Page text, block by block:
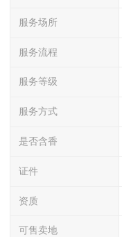
服务场所
服务流程
服务等级
服务方式
是否含香
证件
资质
可售卖地